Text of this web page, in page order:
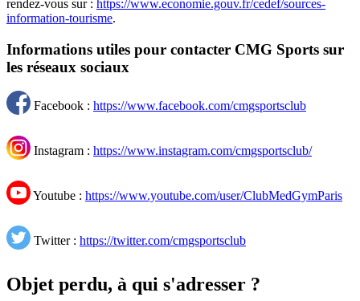
rendez-vous sur : https://www.economie.gouv.fr/cedef/sources-
information-tourisme.
Informations utiles pour contacter CMG Sports sur
les réseaux sociaux
Facebook : https://www.facebook.com/cmgsportsclub
Instagram : https://www.instagram.com/cmgsportsclub/
Youtube : https://www.youtube.com/user/ClubMedGymParis
Twitter : https://twitter.com/cmgsportsclub
Objet perdu, à qui s'adresser ?